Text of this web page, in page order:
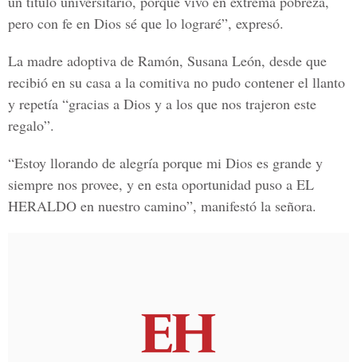
pero con fe en Dios sé que lo lograré”, expresó.
La madre adoptiva de Ramón, Susana León, desde que
recibió en su casa a la comitiva no pudo contener el llanto
y repetía “gracias a Dios y a los que nos trajeron este
regalo”.
“Estoy llorando de alegría porque mi Dios es grande y
siempre nos provee, y en esta oportunidad puso a EL
HERALDO en nuestro camino”, manifestó la señora.